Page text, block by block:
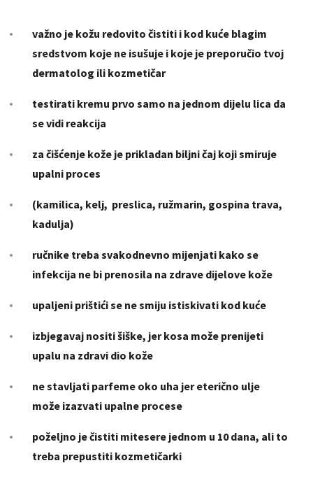
važno je kožu redovito čistiti i kod kuće blagim
sredstvom koje ne isušuje i koje je preporučio tvoj
dermatolog ili kozmetičar
testirati kremu prvo samo na jednom dijelu lica da
se vidi reakcija
za čišćenje kože je prikladan biljni čaj koji smiruje
upalni proces
(kamilica, kelj, preslica, ružmarin, gospina trava,
kadulja)
ručnike treba svakodnevno mijenjati kako se
infekcija ne bi prenosila na zdrave dijelove kože
upaljeni prištići se ne smiju istiskivati kod kuće
izbjegavaj nositi šiške, jer kosa može prenijeti
upalu na zdravi dio kože
ne stavljati parfeme oko uha jer eterično ulje
može izazvati upalne procese
poželjno je čistiti mitesere jednom u 10 dana, ali to
treba prepustiti kozmetičarki